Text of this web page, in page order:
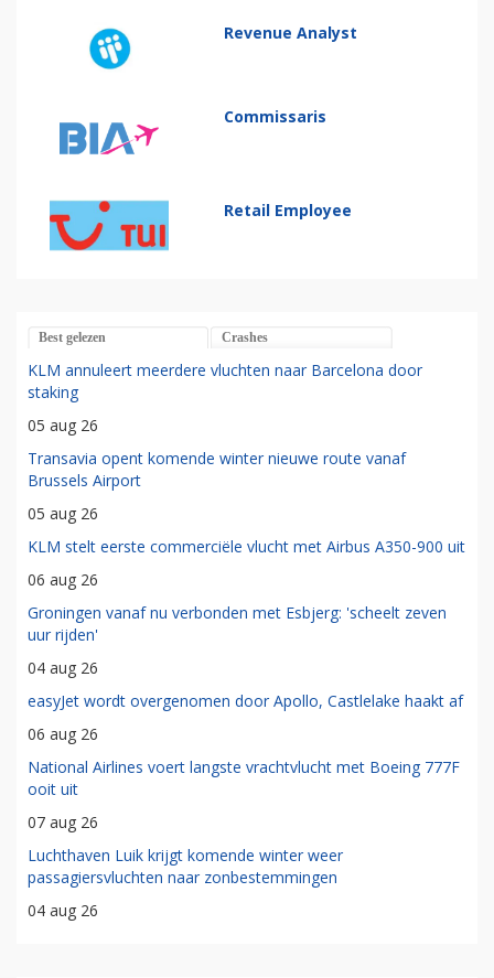
Revenue Analyst
Commissaris
Retail Employee
Best gelezen Crashes
KLM annuleert meerdere vluchten naar Barcelona door
staking
05 aug 26
Transavia opent komende winter nieuwe route vanaf
Brussels Airport
05 aug 26
KLM stelt eerste commerciële vlucht met Airbus A350-900 uit
06 aug 26
Groningen vanaf nu verbonden met Esbjerg: 'scheelt zeven
uur rijden'
04 aug 26
easyJet wordt overgenomen door Apollo, Castlelake haakt af
06 aug 26
National Airlines voert langste vrachtvlucht met Boeing 777F
ooit uit
07 aug 26
Luchthaven Luik krijgt komende winter weer
passagiersvluchten naar zonbestemmingen
04 aug 26